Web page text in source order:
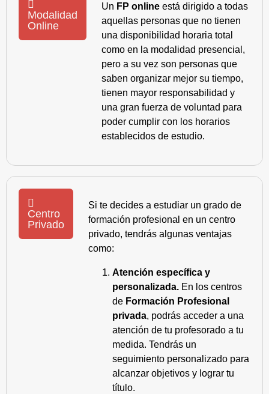
Modalidad
Online
Un FP online está dirigido a todas
aquellas personas que no tienen
una disponibilidad horaria total
como en la modalidad presencial,
pero a su vez son personas que
saben organizar mejor su tiempo,
tienen mayor responsabilidad y
una gran fuerza de voluntad para
poder cumplir con los horarios
establecidos de estudio.
Centro
Privado
Si te decides a estudiar un grado de
formación profesional en un centro
privado, tendrás algunas ventajas
como:
Atención específica y
personalizada. En los centros
de Formación Profesional
privada, podrás acceder a una
atención de tu profesorado a tu
medida. Tendrás un
seguimiento personalizado para
alcanzar objetivos y lograr tu
título.